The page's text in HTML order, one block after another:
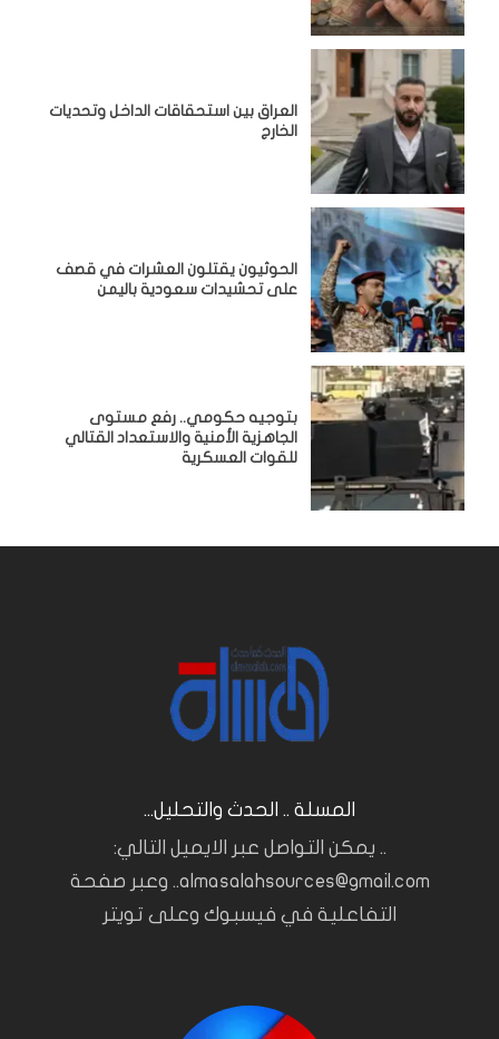
‏العراق بين استحقاقات الداخل وتحديات
الخارج
الحوثيون يقتلون العشرات في قصف
على تحشيدات سعودية باليمن
بتوجيه حكومي.. رفع مستوى
الجاهزية الأمنية والاستعداد القتالي
للقوات العسكرية
المسلة .. الحدث والتحليل...
.. يمكن التواصل عبر الايميل التالي:
almasalahsources@gmail.com.. وعبر صفحة
التفاعلية في فيسبوك وعلى تويتر